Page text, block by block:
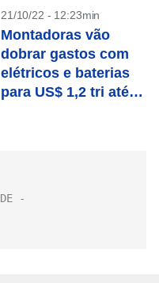
21/10/22 - 12:23min
Montadoras vão
dobrar gastos com
elétricos e baterias
para US$ 1,2 tri até